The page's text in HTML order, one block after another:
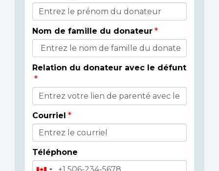
Détails
du
donateur
Nom de famille du donateur
Relation du donateur avec le défunt
Courriel
Téléphone